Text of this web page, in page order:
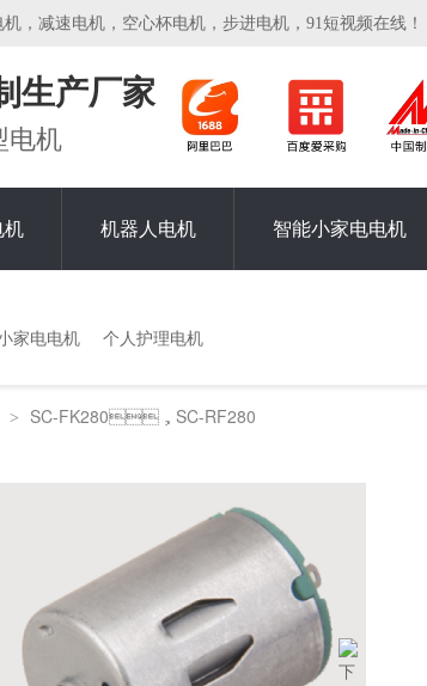
速电机，空心杯电机，步进电机，91短视频在线！
生产厂家
电机
机 机器人电机 智能小家电电机
家电电机 个人护理电机
> SC-FK280，SC-RF280